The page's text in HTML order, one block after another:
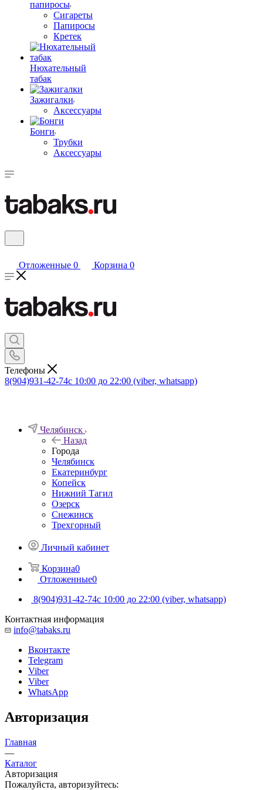
папиросы
Сигареты
Папиросы
Кретек
Нюхательный
табак
Зажигалки
Аксессуары
Бонги
Трубки
Аксессуары
Отложенные 0 Корзина 0
Телефоны
8(904)931-42-74с 10:00 до 22:00 (viber, whatsapp)
Челябинск
Назад
Города
Челябинск
Екатеринбург
Копейск
Нижний Тагил
Озерск
Снежинск
Трехгорный
Личный кабинет
Корзина0
Отложенные0
8(904)931-42-74с 10:00 до 22:00 (viber, whatsapp)
Контактная информация
info@tabaks.ru
Вконтакте
Telegram
Viber
Viber
WhatsApp
Авторизация
Главная
—
Каталог
Авторизация
Пожалуйста, авторизуйтесь: